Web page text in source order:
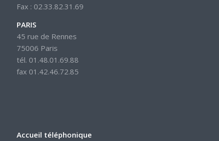
Fax : 02.33.82.31.69
PARIS
45 rue de Rennes
75006 Paris
tél. 01.48.01.69.88
fax 01.42.46.72.85
Accueil téléphonique